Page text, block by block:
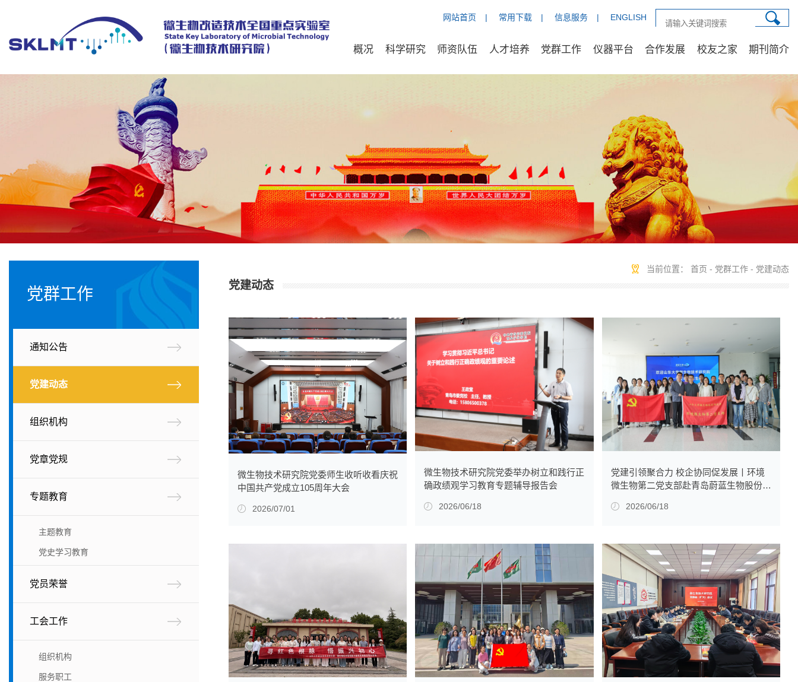
网站首页 | 常用下载 | 信息服务 | ENGLISH
概况 科学研究 师资队伍 人才培养 党群工作 仪器平台 合作发展 校友之家 期刊简介
党群工作
通知公告
党建动态
组织机构
党章党规
专题教育
主题教育
党史学习教育
党员荣誉
工会工作
组织机构
服务职工
当前位置： 首页 - 党群工作 - 党建动态
党建动态
微生物技术研究院党委师生收听收看庆祝
中国共产党成立105周年大会
2026/07/01
微生物技术研究院党委举办树立和践行正
确政绩观学习教育专题辅导报告会
2026/06/18
党建引领聚合力 校企协同促发展丨环境
微生物第二党支部赴青岛蔚蓝生物股份有
2026/06/18